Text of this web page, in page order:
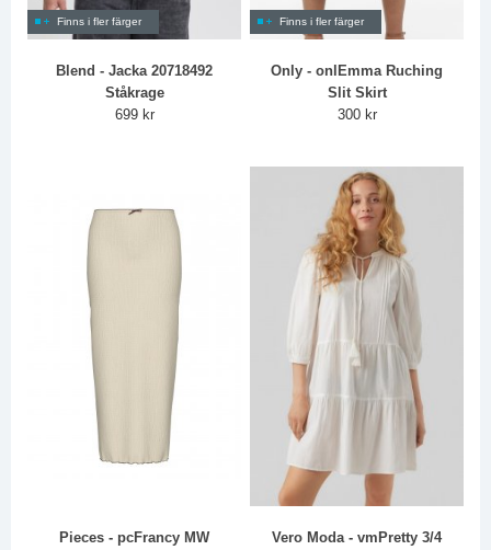
Finns i fler färger
Blend - Jacka 20718492
Ståkrage
699 kr
Finns i fler färger
Only - onlEmma Ruching
Slit Skirt
300 kr
Pieces - pcFrancy MW
Vero Moda - vmPretty 3/4